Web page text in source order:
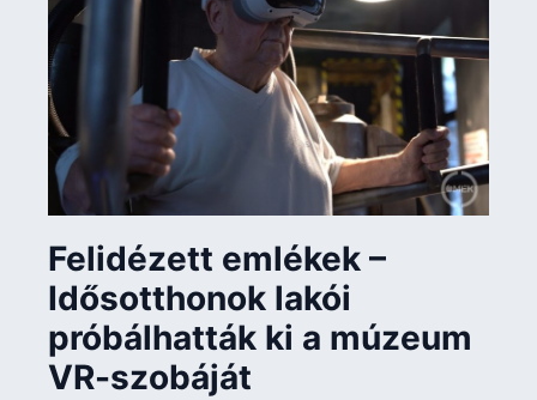
Felidézett emlékek –
Idősotthonok lakói
próbálhatták ki a múzeum
VR-szobáját